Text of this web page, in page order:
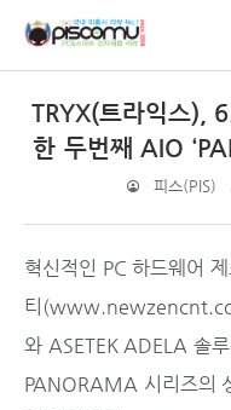
TRYX(트라익스),
한 두번째 AIO
피스(PIS)
혁신적인 PC 하드웨어
티
와 ASETEK ADELA 솔
PANORAMA 시리즈의